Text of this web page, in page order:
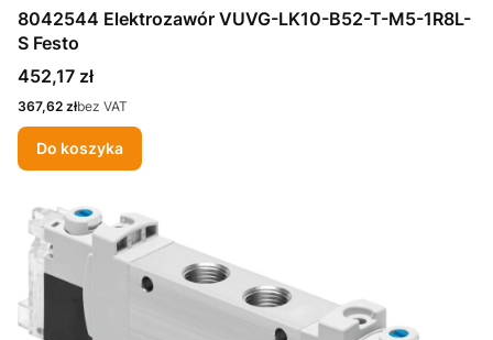
8042544 Elektrozawór VUVG-LK10-B52-T-M5-1R8L-
S Festo
Cena
452,17 zł
Cena
367,62 złbez VAT
Do koszyka